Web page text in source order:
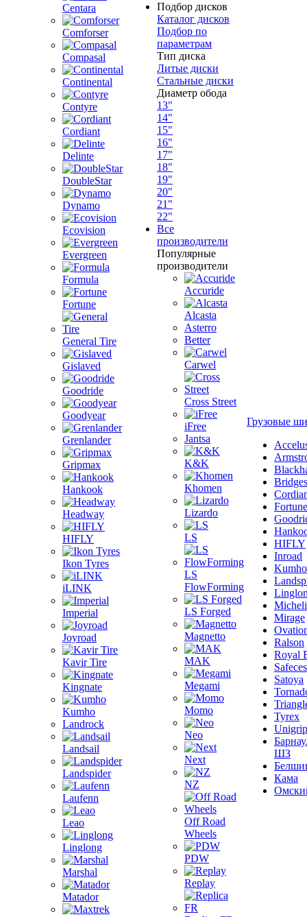
Centara
Comforser
Compasal
Continental
Contyre
Cordiant
Delinte
DoubleStar
Dynamo
Ecovision
Evergreen
Formula
Fortune
General Tire
Gislaved
Goodride
Goodyear
Grenlander
Gripmax
Hankook
Headway
HIFLY
Ikon Tyres
iLINK
Imperial
Joyroad
Kavir Tire
Kingnate
Kumho
Landrock
Landsail
Landspider
Laufenn
Leao
Linglong
Marshal
Matador
Подбор дисков
Каталог дисков
Подбор по
параметрам
Тип диска
Литые диски
Стальные диски
Диаметр обода
13"
14"
15"
16"
17"
18"
19"
20"
21"
22"
Все
производители
Популярные
производители
Accuride
Alcasta
Asterro
Better
Carwel
Cross Street
iFree
Jantsa
K&K
Khomen
Lizardo
LS
LS
FlowForming
LS Forged
Magnetto
MAK
Megami
Momo
Neo
Next
NZ
Off Road
Wheels
PDW
Replay
Грузовые
Fortune
HIFLY
Inroad
Kumho
Mirage
Ralson
Royal
Satoya
Tyrex
Unigrip
ШЗ
Кама